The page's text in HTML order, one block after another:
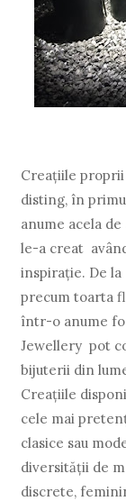
Creaţiile proprii
disting, în
anume acela
le-a creat
inspiraţie. De
precum toarta
într-o anume
Jewellery pot
bijuterii din
Creaţiile
cele mai
clasice sau
diversităţii de
discrete,